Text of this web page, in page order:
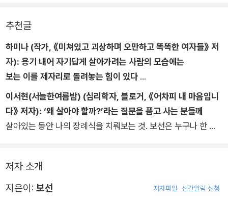
추천글
하미나 (작가, 《미쳐있고 괴상하며 오만하고 똑똑한 여자들》 저
자): 용기 내어 자기답게 살아가려는 사람의 모습에는
보는 이를 제자리로 돌려놓는 힘이 있다
소박하고도 야심 없는 이 그림에세이를 읽는 동안 나는 보선이 어
떤 방식으로 유일무이하고 독특한 예술가인지 완전히 납득했다.
보선은 주인공의 자리를 차지하지 않아도 충만한 존재다. 화려하
나도 주인공이려는 세상에서, 희미한 존재감을 자랑하며 끊임없
특별하게 만든다.
이서현(서늘한여름밤) (심리학자, 블로거, 《어차피 내 마음입니
다》 저자): ‘왜 살아야 할까?’라는 질문을 품고 사는 분들께
살아있는 동안 나의 장례식을 치뤄보는 것. 보선은 누구나 한 번
여행 준비처럼 설레 보인다! 죽음과 장례식에 대해 생각하다 보니
오히려 내 일상의 무게가 슬쩍 가벼워지는 거 같기도 하다. 아무
저자 소개
지은이: 보선 저자파일 신간알림 신청